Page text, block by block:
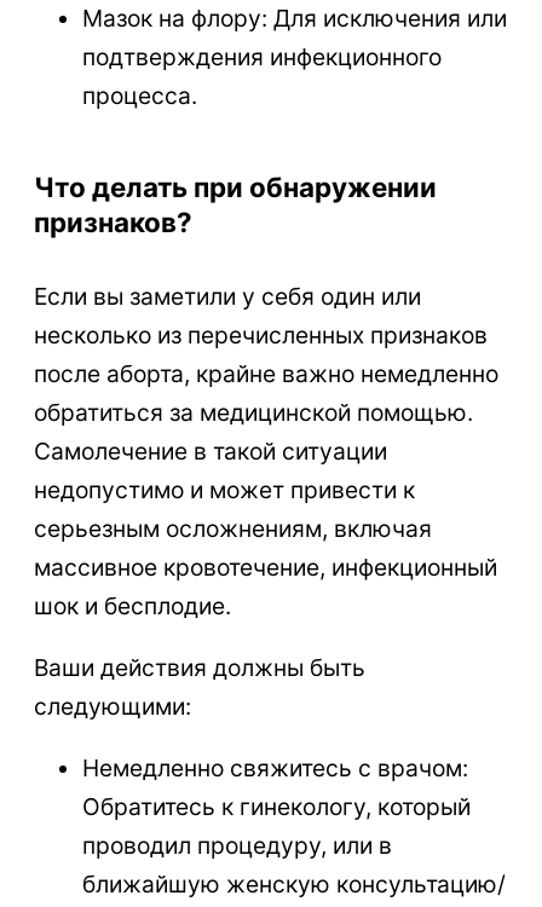
Мазок на флору: Для исключения или
подтверждения инфекционного
процесса.
Что делать при обнаружении
признаков?
Если вы заметили у себя один или
несколько из перечисленных признаков
после аборта, крайне важно немедленно
обратиться за медицинской помощью.
Самолечение в такой ситуации
недопустимо и может привести к
серьезным осложнениям, включая
массивное кровотечение, инфекционный
шок и бесплодие.
Ваши действия должны быть
следующими:
Немедленно свяжитесь с врачом:
Обратитесь к гинекологу, который
проводил процедуру, или в
ближайшую женскую консультацию/